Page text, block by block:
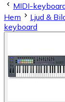
MIDI-
Hem
Ljud &
keyboard